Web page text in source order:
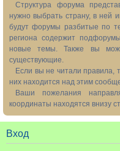
Структура форума
нужно выбрать страну, в ней
будут форумы разбитые по
региона содержит
новые темы. Также вы
существующие.
Если вы не читали правила,
них находится над этим
Ваши пожелания
координаты находятся внизу
Вход